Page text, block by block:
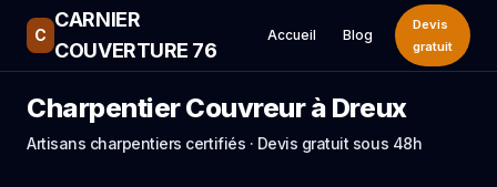
C
CARNIER
COUVERTURE 76
Accueil Blog
Devis
gratuit
Charpentier Couvreur à Dreux
Artisans charpentiers certifiés · Devis gratuit sous 48h